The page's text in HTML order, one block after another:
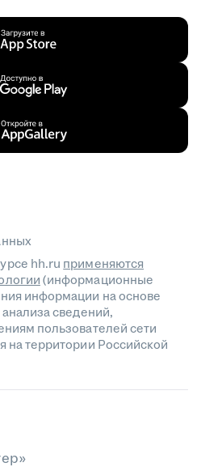
hh.ru применяются
(информационные
информации на основе
сведений,
пользователей сети
на территории Российской